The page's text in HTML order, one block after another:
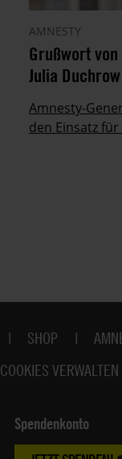
AMNESTY
Grußwort
Julia Duchrow
Amnesty-
den Einsatz
SHOP
COOKIES VERWALTEN
Spendenkonto